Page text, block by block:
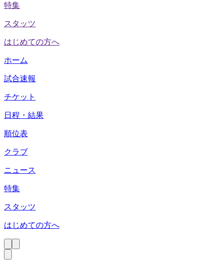
特集
スタッツ
はじめての方へ
ホーム
試合速報
チケット
日程・結果
順位表
クラブ
ニュース
特集
スタッツ
はじめての方へ